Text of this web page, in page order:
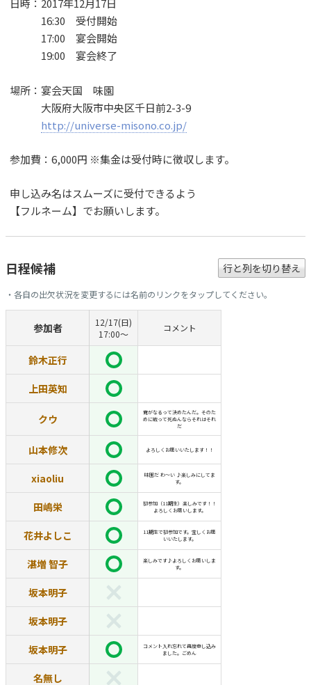
日時：2017年12月17日
16:30 受付開始
17:00 宴会開始
19:00 宴会終了
場所：宴会天国 味園
大阪府大阪市中央区千日前2-3-9
http://universe-misono.co.jp/
参加費：6,000円 ※集金は受付時に徴収します。
申し込み名はスムーズに受付できるよう
【フルネーム】でお願いします。
日程候補 行と列を切り替え
・各自の出欠状況を変更するには名前のリンクをタップしてください。
参加者
12/17(日)
17:00〜
コメント
鈴木正行
上田英知
クウ
俺がなるって決めたんだ。そのた
めに戦って死ぬんならそれはそれ
だ
山本修次 よろしくお願いいたします！！
xiaoliu
味園だ わ～い ♪楽しみにしてま
す。
田嶋栄
初参加（11期生）楽しみです！！
よろしくお願いします。
花井よしこ
11期生で初参加です。宜しくお願
いいたします。
湛増 智子
楽しみです♪よろしくお願いしま
す。
坂本明子
坂本明子
坂本明子
コメント入れ忘れて再度申し込み
ました。ごめん
名無し